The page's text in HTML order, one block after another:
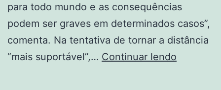
para todo mundo e as consequências
podem ser graves em determinados casos”,
comenta. Na tentativa de tornar a distância
“mais suportável”,… Continuar lendo